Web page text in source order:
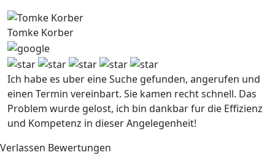
Tomke Korber
Ich habe es uber eine Suche gefunden, angerufen und
einen Termin vereinbart. Sie kamen recht schnell. Das
Problem wurde gelost, ich bin dankbar fur die Effizienz
und Kompetenz in dieser Angelegenheit!
Verlassen Bewertungen